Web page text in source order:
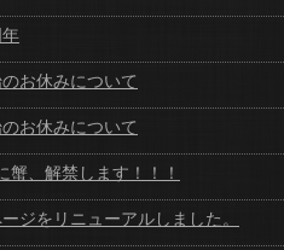
お休みについて
お休みについて
蟹、解禁します！！！
ジをリニューアルしました。